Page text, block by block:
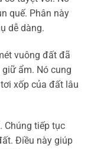
quế. Phân này
dễ dàng.
vuông đất đã
ẩm. Nó cung
xốp của đất lâu
Chúng tiếp tục
Điều này giúp